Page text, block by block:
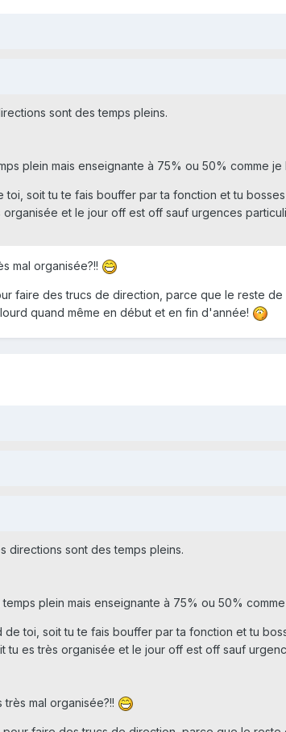
sont des temps pleins.
plein mais enseignante à 75% ou 50% comme je
soit tu te fais bouffer par ta fonction et tu
et le jour off est off sauf urgences
mal organisée?!!
faire des trucs de direction, parce que le reste
quand même en début et en fin d'année!
directions sont des temps pleins.
plein mais enseignante à 75% ou 50%
toi, soit tu te fais bouffer par ta fonction et tu
tu es très organisée et le jour off est off sauf
mal organisée?!!